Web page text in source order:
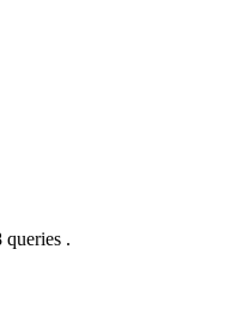
queries .